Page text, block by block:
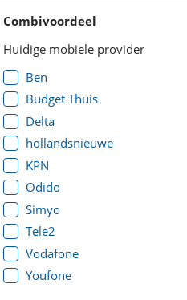
Combivoordeel
Huidige mobiele provider
Ben
Budget Thuis
Delta
hollandsnieuwe
KPN
Odido
Simyo
Tele2
Vodafone
Youfone